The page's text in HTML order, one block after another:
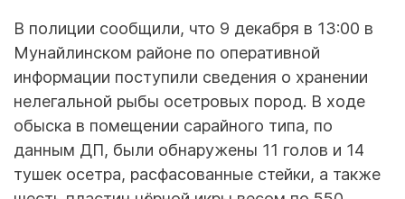
В полиции сообщили, что 9 декабря в 13:00 в
Мунайлинском районе по оперативной
информации поступили сведения о хранении
нелегальной рыбы осетровых пород. В ходе
обыска в помещении сарайного типа, по
данным ДП, были обнаружены 11 голов и 14
тушек осетра, расфасованные стейки, а также